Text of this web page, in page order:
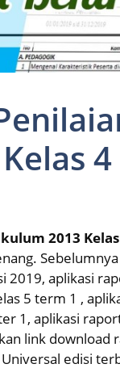
4
2013
aplikasi
5 term 1 ,
1, aplikasi
link download
edisi